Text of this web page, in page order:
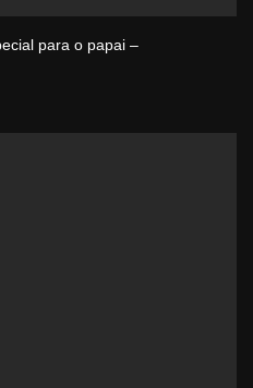
para o papai –